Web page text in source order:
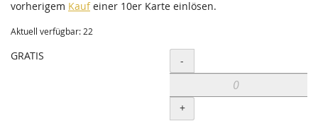
vorherigem Kaufeiner 10er Karte einlösen.
Aktuell verfügbar: 22
GRATIS Menge
-
+